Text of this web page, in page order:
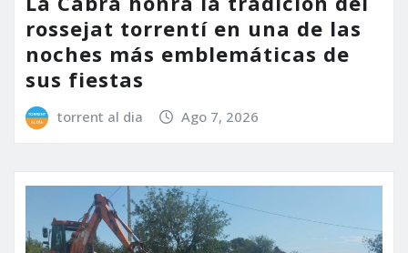
rossejat torrentí en una de las
noches más emblemáticas de
sus fiestas
torrent al dia Ago 7, 2026